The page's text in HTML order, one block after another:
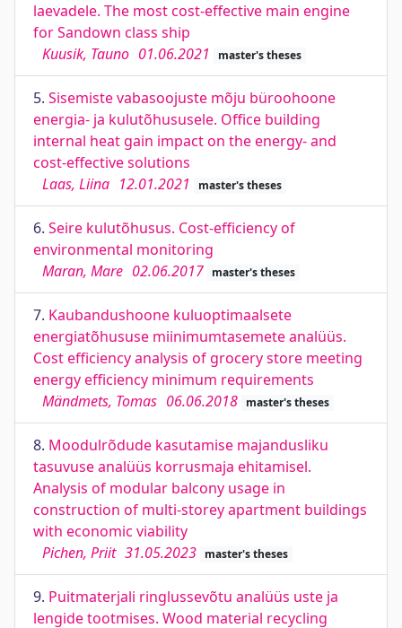
laevadele. The most cost-effective main engine
for Sandown class ship
Kuusik, Tauno 01.06.2021 master's theses
5. Sisemiste vabasoojuste mõju büroohoone
energia- ja kulutõhususele. Office building
internal heat gain impact on the energy- and
cost-effective solutions
Laas, Liina 12.01.2021 master's theses
6. Seire kulutõhusus. Cost-efficiency of
environmental monitoring
Maran, Mare 02.06.2017 master's theses
7. Kaubandushoone kuluoptimaalsete
energiatõhususe miinimumtasemete analüüs.
Cost efficiency analysis of grocery store meeting
energy efficiency minimum requirements
Mändmets, Tomas 06.06.2018 master's theses
8. Moodulrõdude kasutamise majandusliku
tasuvuse analüüs korrusmaja ehitamisel.
Analysis of modular balcony usage in
construction of multi-storey apartment buildings
with economic viability
Pichen, Priit 31.05.2023 master's theses
9. Puitmaterjali ringlussevõtu analüüs uste ja
lengide tootmises. Wood material recycling